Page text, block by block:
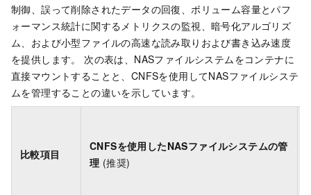
制御、誤って削除されたデータの回復、ボリューム容量とパフ
ォーマンス統計に関するメトリクスの監視、暗号化アルゴリズ
ム、および小型ファイルの高速な読み取りおよび書き込み速度
を提供します。 次の表は、NASファイルシステムをコンテナに
直接マウントすることと、CNFSを使用してNASファイルシステ
ムを管理することの違いを示しています。
比較項目
CNFSを使用したNASファイルシステムの管
理 (推奨)